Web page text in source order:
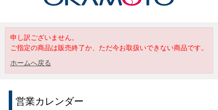
申し訳ございません。
ご指定の商品は販売終了か、ただ今お取扱いできない商品です。
ホームへ戻る
営業カレンダー